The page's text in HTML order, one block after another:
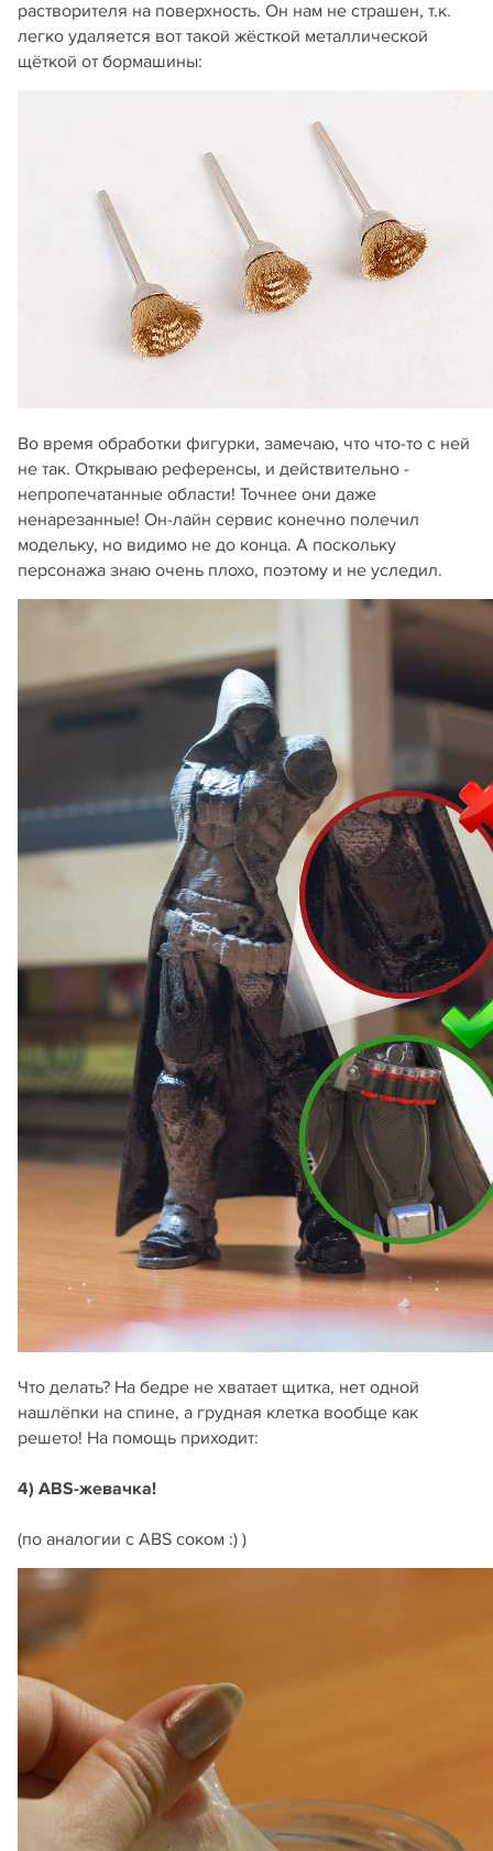
растворителя на поверхность. Он нам не страшен, т.к.
легко удаляется вот такой жёсткой металлической
щёткой от бормашины:
Во время обработки фигурки, замечаю, что что-то с ней
не так. Открываю референсы, и действительно -
непропечатанные области! Точнее они даже
ненарезанные! Он-лайн сервис конечно полечил
модельку, но видимо не до конца. А поскольку
персонажа знаю очень плохо, поэтому и не уследил.
Что делать? На бедре не хватает щитка, нет одной
нашлёпки на спине, а грудная клетка вообще как
решето! На помощь приходит:
4) ABS-жевачка!
(по аналогии с ABS соком :) )